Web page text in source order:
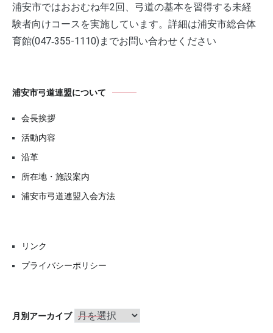
浦安市ではおおむね年2回、弓道の基本を習得する未経
験者向けコースを実施しています。詳細は浦安市総合体
育館(047‐355-1110)までお問い合わせください
浦安市弓道連盟について
会長挨拶
活動内容
沿革
所在地・施設案内
浦安市弓道連盟入会方法
リンク
プライバシーポリシー
月別アーカイブ 月
別